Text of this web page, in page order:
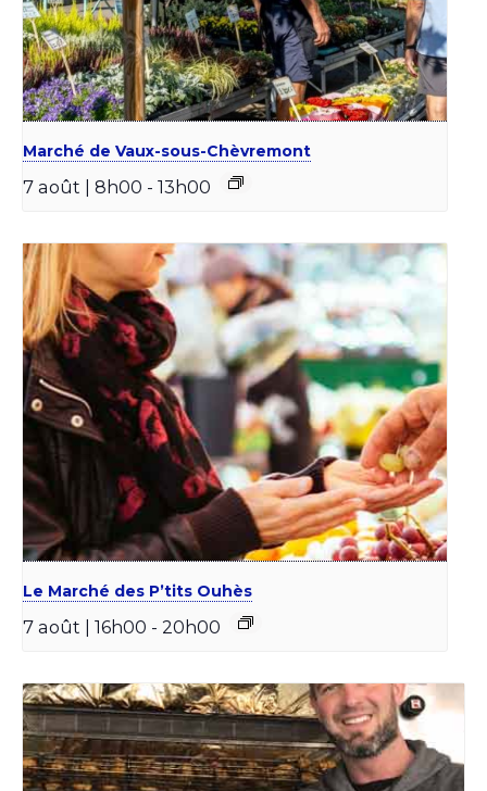
Marché de Vaux-sous-Chèvremont
7 août | 8h00 - 13h00
Le Marché des P’tits Ouhès
7 août | 16h00 - 20h00